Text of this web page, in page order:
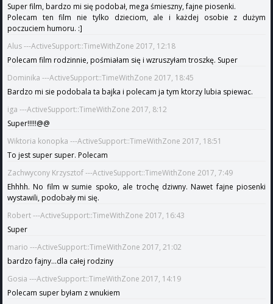
Super film, bardzo mi się podobał, mega śmieszny, fajne piosenki.
Polecam ten film nie tylko dzieciom, ale i każdej osobie z dużym
poczuciem humoru. :]
Alus ---ActiveSupport::TimeWithZone 2017, 12:18
Polecam film rodzinnie, pośmiałam się i wzruszyłam troszkę. Super
Dominika ---ActiveSupport::TimeWithZone 2017, 18:45
Bardzo mi sie podobala ta bajka i polecam ja tym ktorzy lubia spiewac.
iga ---ActiveSupport::TimeWithZone 2017, 8:12
Super!!!!!@@
Wiktoria konopka ---ActiveSupport::TimeWithZone 2017, 18:51
To jest super super. Polecam
Zachwycony Krzysztof ---ActiveSupport::TimeWithZone 2017, 7:49
Ehhhh. No film w sumie spoko, ale trochę dziwny. Nawet fajne piosenki
wystawili, podobały mi się.
Robert ---ActiveSupport::TimeWithZone 2017, 16:43
Super
mario ---ActiveSupport::TimeWithZone 2017, 21:02
bardzo fajny...dla całej rodziny
Gosia ---ActiveSupport::TimeWithZone 2017, 14:19
Polecam super byłam z wnukiem